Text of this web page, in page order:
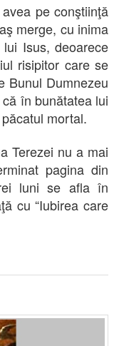
pe conştiinţă
merge, cu inima
Isus, deoarece
risipitor care se
Bunul Dumnezeu
în bunătatea lui
mortal.
Terezei nu a mai
pagina din
luni se afla în
cu “Iubirea care